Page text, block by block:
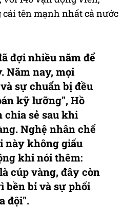
tên mạnh nhất cả nước
đợi nhiều năm để
Năm nay, mọi
sự chuẩn bị đều
kỹ lưỡng", Hồ
chia sẻ sau khi
Nghệ nhân chế
này không giấu
khi nói thêm:
cúp vàng, đây còn
bền bỉ và sự phối
đội".